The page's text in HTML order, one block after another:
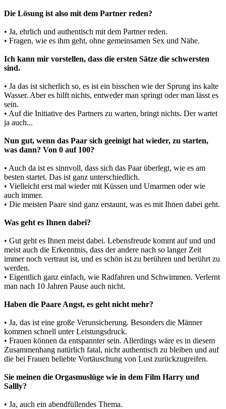
Die Lösung ist also mit dem Partner reden?
• Ja, ehrlich und authentisch mit dem Partner reden.
• Fragen, wie es ihm geht, ohne gemeinsamen Sex und Nähe.
Ich kann mir vorstellen, dass die ersten Sätze die schwersten
sind.
• Ja das ist sicherlich so, es ist ein bisschen wie der Sprung ins kalte
Wasser. Aber es hilft nichts, entweder man springt oder man lässt es
sein.
• Auf die Initiative des Partners zu warten, bringt nichts. Der wartet
ja auch...
Nun gut, wenn das Paar sich geeinigt hat wieder, zu starten,
was dann? Von 0 auf 100?
• Auch da ist es sinnvoll, dass sich das Paar überlegt, wie es am
besten startet. Das ist ganz unterschiedlich.
• Vielleicht erst mal wieder mit Küssen und Umarmen oder wie
auch immer.
• Die meisten Paare sind ganz erstaunt, was es mit Ihnen dabei geht.
Was geht es Ihnen dabei?
• Gut geht es Ihnen meist dabei. Lebensfreude kommt auf und und
meist auch die Erkenntnis, dass der andere nach so langer Zeit
immer noch vertraut ist, und es schön ist zu berühren und berührt zu
werden.
• Eigentlich ganz einfach, wie Radfahren und Schwimmen. Verlernt
man nach 10 Jahren Pause auch nicht.
Haben die Paare Angst, es geht nicht mehr?
• Ja, das ist eine große Verunsicherung. Besonders die Männer
kommen schnell unter Leistungsdruck.
• Frauen können da entspannter sein. Allerdings wäre es in diesem
Zusammenhang natürlich fatal, nicht authentisch zu bleiben und auf
die bei Frauen beliebte Vortäuschung von Lust zurückzugreifen.
Sie meinen die Orgasmuslüge wie in dem Film Harry und
Sallly?
• Ja, auch ein abendfüllendes Thema.